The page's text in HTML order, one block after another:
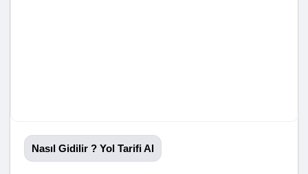
Nasıl Gidilir ? Yol Tarifi Al